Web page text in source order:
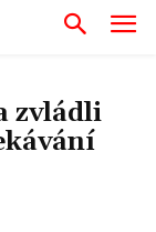
zvládli